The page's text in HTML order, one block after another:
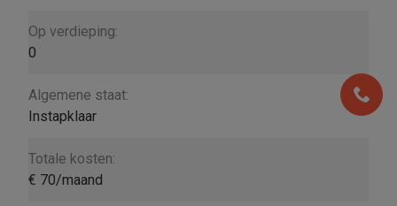
Op verdieping:
0
Algemene staat:
Instapklaar
Totale kosten:
€ 70/maand